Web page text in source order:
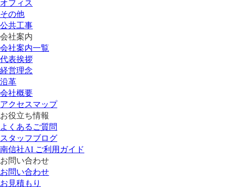
オフィス
その他
公共工事
会社案内
会社案内一覧
代表挨拶
経営理念
沿革
会社概要
アクセスマップ
お役立ち情報
よくあるご質問
スタッフブログ
南信社AI ご利用ガイド
お問い合わせ
お問い合わせ
お見積もり